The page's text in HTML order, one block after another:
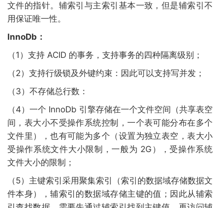
文件的指针。辅索引与主索引基本一致，但是辅索引不
用保证唯一性。
InnoDb：
（1）支持 ACID 的事务，支持事务的四种隔离级别；
（2）支持行级锁及外键约束：因此可以支持写并发；
（3）不存储总行数：
（4）一个 InnoDb 引擎存储在一个文件空间（共享表空
间，表大小不受操作系统控制，一个表可能分布在多个
文件里），也有可能为多个（设置为独立表空，表大小
受操作系统文件大小限制，一般为 2G），受操作系统
文件大小的限制；
（5）主键索引采用聚集索引（索引的数据域存储数据文
件本身），辅索引的数据域存储主键的值；因此从辅索